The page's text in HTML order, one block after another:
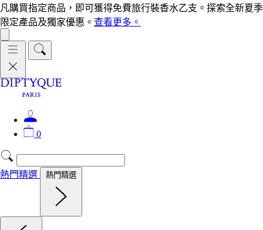
凡購買指定商品，即可獲得免費旅行裝香水乙支。探索全新夏季
限定產品及獨家優惠。 查看更多。
0
熱門精選 熱門精選